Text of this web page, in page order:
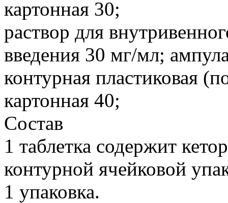
картонная 30;
раствор для
введения 30 мг/мл;
контурная пластиковая
картонная 40;
Состав
1 таблетка содержит
контурной ячейковой
1 упаковка.